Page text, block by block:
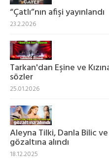
“Çatlı”nın afişi yayınlandı
23.2.2026
Tarkan'dan Eşine ve
sözler
25.01.2026
Aleyna Tilki, Danla Bilic
gözaltına alındı
18.12.2025